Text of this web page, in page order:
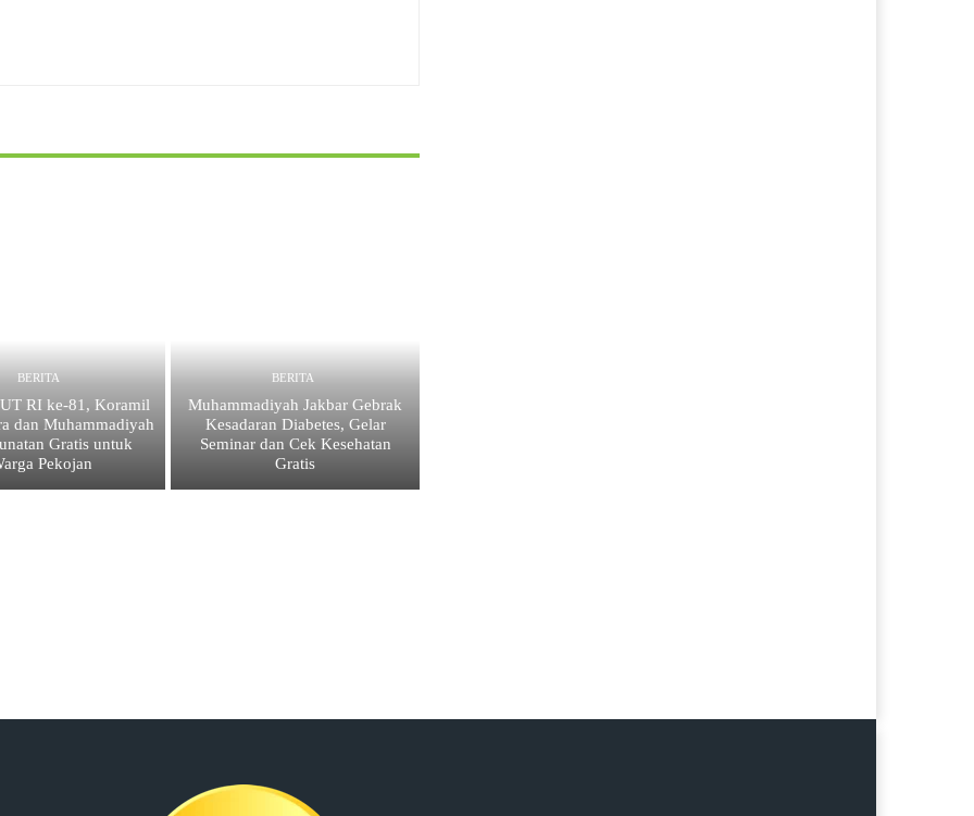
BERITA
RI ke-81, Koramil
dan Muhammadiyah
Gratis untuk
Pekojan
BERITA
Muhammadiyah Jakbar Gebrak
Kesadaran Diabetes, Gelar
Seminar dan Cek Kesehatan
Gratis